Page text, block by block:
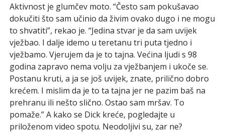
Aktivnost je glumčev moto. “Često sam pokušavao
dokučiti što sam učinio da živim ovako dugo i ne mogu
to shvatiti”, rekao je. “Jedina stvar je da sam uvijek
vježbao. I dalje idemo u teretanu tri puta tjedno i
vježbamo. Vjerujem da je to tajna. Većina ljudi s 98
godina zapravo nema volju za vježbanjem i ukoče se.
Postanu kruti, a ja se još uvijek, znate, prilično dobro
krećem. I mislim da je to ta tajna jer ne pazim baš na
prehranu ili nešto slično. Ostao sam mršav. To
pomaže.” A kako se Dick kreće, pogledajte u
priloženom video spotu. Neodoljivi su, zar ne?